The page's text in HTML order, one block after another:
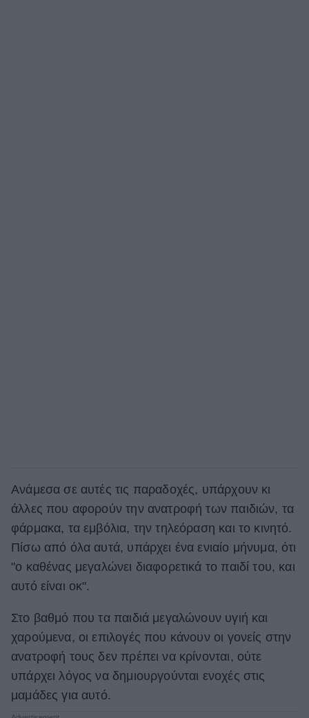
Ανάμεσα σε αυτές τις παραδοχές, υπάρχουν κι
άλλες που αφορούν την ανατροφή των παιδιών, τα
φάρμακα, τα εμβόλια, την τηλεόραση και το κινητό.
Πίσω από όλα αυτά, υπάρχει ένα ενιαίο μήνυμα, ότι
"ο καθένας μεγαλώνει διαφορετικά το παιδί του, και
αυτό είναι οκ".
Στο βαθμό που τα παιδιά μεγαλώνουν υγιή και
χαρούμενα, οι επιλογές που κάνουν οι γονείς στην
ανατροφή τους δεν πρέπει να κρίνονται, ούτε
υπάρχει λόγος να δημιουργούνται ενοχές στις
μαμάδες για αυτό.